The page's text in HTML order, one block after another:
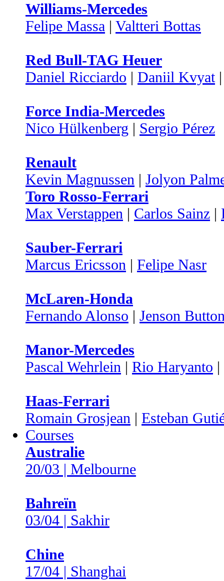
Williams-Mercedes
Felipe Massa | Valtteri Bottas
Red Bull-TAG Heuer
Daniel Ricciardo | Daniil Kvyat
Force India-Mercedes
Nico Hülkenberg | Sergio Pérez
Renault
Kevin Magnussen | Jolyon
Toro Rosso-Ferrari
Max Verstappen | Carlos Sainz |
Sauber-Ferrari
Marcus Ericsson | Felipe Nasr
McLaren-Honda
Fernando Alonso | Jenson
Manor-Mercedes
Pascal Wehrlein | Rio Haryanto |
Haas-Ferrari
Romain Grosjean | Esteban
Courses
Australie
20/03 | Melbourne
Bahreïn
03/04 | Sakhir
Chine
17/04 | Shanghai